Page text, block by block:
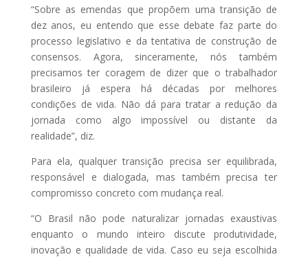
“Sobre as emendas que propõem uma transição de
dez anos, eu entendo que esse debate faz parte do
processo legislativo e da tentativa de construção de
consensos. Agora, sinceramente, nós também
precisamos ter coragem de dizer que o trabalhador
brasileiro já espera há décadas por melhores
condições de vida. Não dá para tratar a redução da
jornada como algo impossível ou distante da
realidade”, diz.
Para ela, qualquer transição precisa ser equilibrada,
responsável e dialogada, mas também precisa ter
compromisso concreto com mudança real.
“O Brasil não pode naturalizar jornadas exaustivas
enquanto o mundo inteiro discute produtividade,
inovação e qualidade de vida. Caso eu seja escolhida